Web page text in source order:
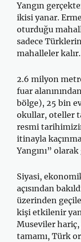
Yangın
ikisi yanar.
oturduğu
sadece
mahalleler kalır.
2.6 milyon
fuar
bölge), 25 bin
okullar, oteller
resmi
itinayla
Yangını”
Siyasi,
açısından
üzerinden
kişi etkilenir
Museviler
tamamı, Türk